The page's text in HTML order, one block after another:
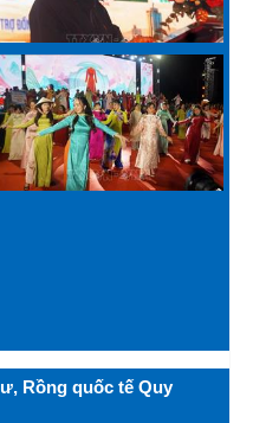
Rồng quốc tế Quy